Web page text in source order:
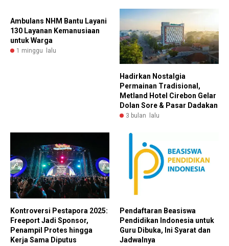
Ambulans NHM Bantu Layani
130 Layanan Kemanusiaan
untuk Warga
1 minggu lalu
Hadirkan Nostalgia
Permainan Tradisional,
Metland Hotel Cirebon Gelar
Dolan Sore & Pasar Dadakan
3 bulan lalu
Kontroversi Pestapora 2025:
Freeport Jadi Sponsor,
Penampil Protes hingga
Kerja Sama Diputus
Pendaftaran Beasiswa
Pendidikan Indonesia untuk
Guru Dibuka, Ini Syarat dan
Jadwalnya